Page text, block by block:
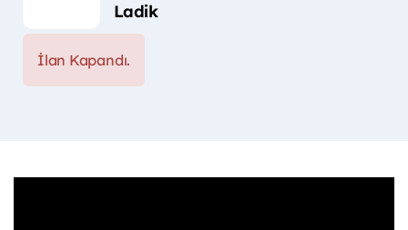
Ladik
İlan Kapandı.